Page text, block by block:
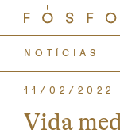
NOTÍCIAS
11/02/2022
Vida